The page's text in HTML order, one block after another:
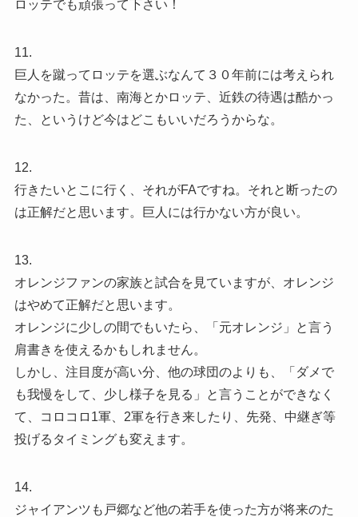
ロッテでも頑張って下さい！
11.
巨人を蹴ってロッテを選ぶなんて３０年前には考えられ
なかった。昔は、南海とかロッテ、近鉄の待遇は酷かっ
た、というけど今はどこもいいだろうからな。
12.
行きたいとこに行く、それがFAですね。それと断ったの
は正解だと思います。巨人には行かない方が良い。
13.
オレンジファンの家族と試合を見ていますが、オレンジ
はやめて正解だと思います。
オレンジに少しの間でもいたら、「元オレンジ」と言う
肩書きを使えるかもしれません。
しかし、注目度が高い分、他の球団のよりも、「ダメで
も我慢をして、少し様子を見る」と言うことができなく
て、コロコロ1軍、2軍を行き来したり、先発、中継ぎ等
投げるタイミングも変えます。
14.
ジャイアンツも戸郷など他の若手を使った方が将来のた